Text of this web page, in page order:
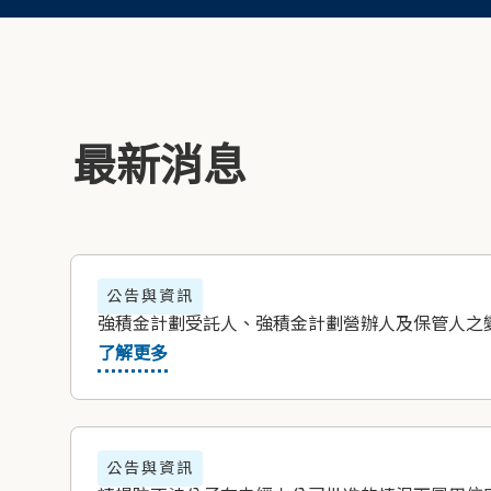
最新消息
公告與資訊
強積金計劃受託人、強積金計劃營辦人及保管人之
了解更多
公告與資訊